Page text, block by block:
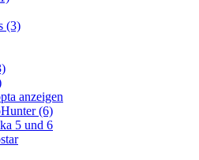
(3)
anzeigen
(6)
5 und 6